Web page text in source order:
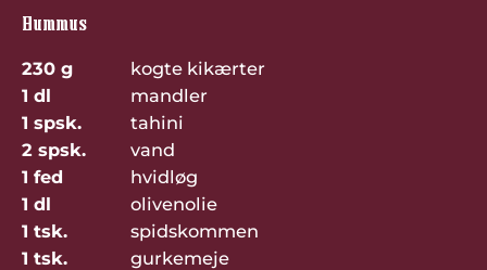
Hummus
230 g
kogte kikærter
1 dl
mandler
1 spsk.
tahini
2 spsk.
vand
1 fed
hvidløg
1 dl
olivenolie
1 tsk.
spidskommen
1 tsk.
gurkemeje